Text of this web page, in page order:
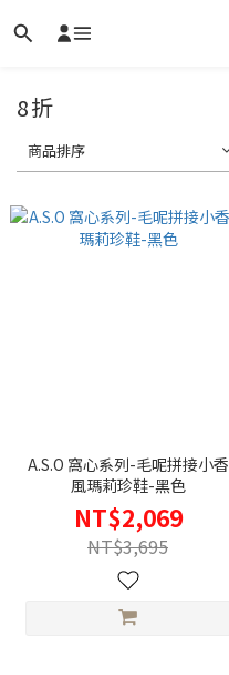
8折
商品排序
A.S.O 窩心系列-毛呢拼接小香
風瑪莉珍鞋-黑色
NT$2,069
NT$3,695